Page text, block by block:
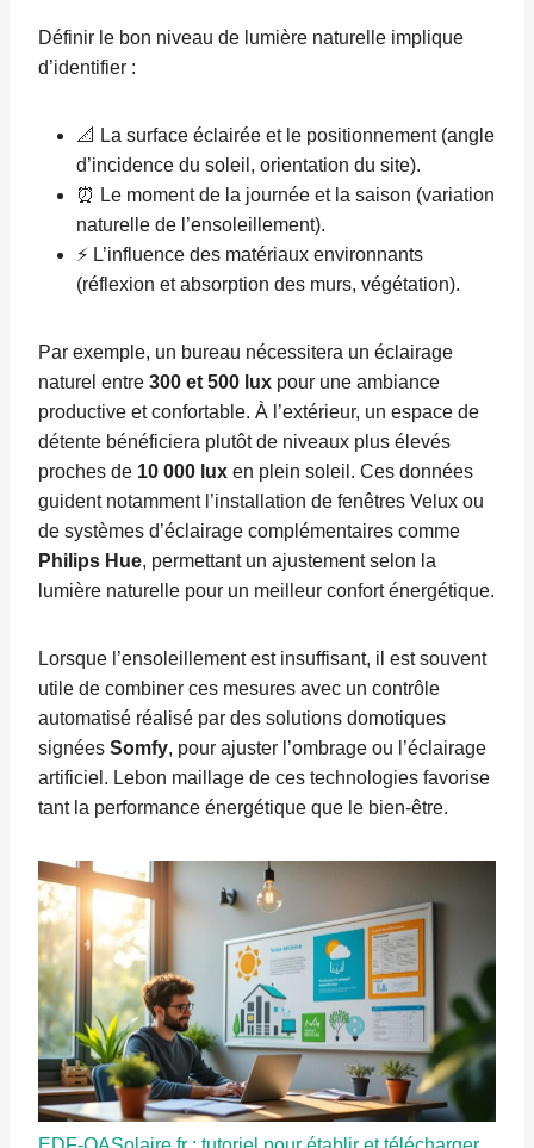
Définir le bon niveau de lumière naturelle implique
d’identifier :
📐 La surface éclairée et le positionnement (angle
d’incidence du soleil, orientation du site).
⏰ Le moment de la journée et la saison (variation
naturelle de l’ensoleillement).
⚡ L’influence des matériaux environnants
(réflexion et absorption des murs, végétation).
Par exemple, un bureau nécessitera un éclairage
naturel entre 300 et 500 lux pour une ambiance
productive et confortable. À l’extérieur, un espace de
détente bénéficiera plutôt de niveaux plus élevés
proches de 10 000 lux en plein soleil. Ces données
guident notamment l’installation de fenêtres Velux ou
de systèmes d’éclairage complémentaires comme
Philips Hue, permettant un ajustement selon la
lumière naturelle pour un meilleur confort énergétique.
Lorsque l’ensoleillement est insuffisant, il est souvent
utile de combiner ces mesures avec un contrôle
automatisé réalisé par des solutions domotiques
signées Somfy, pour ajuster l’ombrage ou l’éclairage
artificiel. Lebon maillage de ces technologies favorise
tant la performance énergétique que le bien-être.